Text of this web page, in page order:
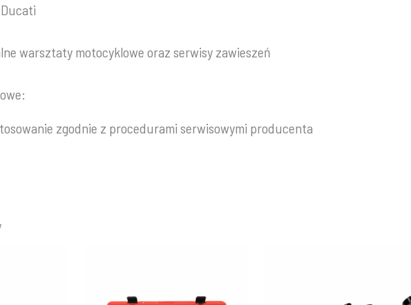
warsztaty motocyklowe oraz serwisy zawieszeń
zgodnie z procedurami serwisowymi producenta